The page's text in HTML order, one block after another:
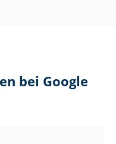
bei Google